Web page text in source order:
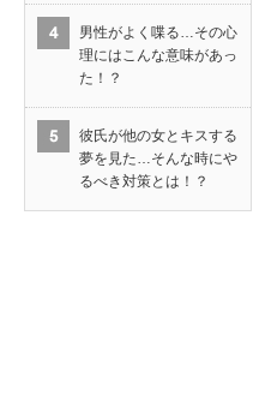
男性がよく喋る…その心
理にはこんな意味があっ
た！？
彼氏が他の女とキスする
夢を見た…そんな時にや
るべき対策とは！？